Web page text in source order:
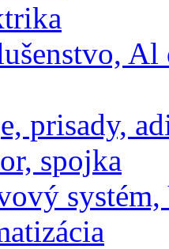
Al
prisady,
spojka